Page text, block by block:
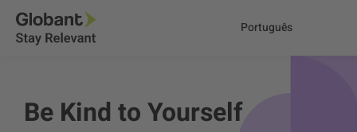
Português
Be Kind to Yourself